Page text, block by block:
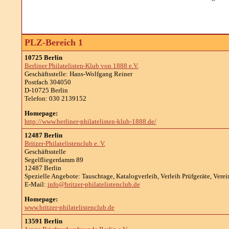
PLZ-Bereich 1
10725 Berlin
Berliner Philatelisten-Klub von 1888 e.V.
Geschäftsstelle: Hans-Wolfgang Reiner
Postfach 304050
D-10725 Berlin
Telefon: 030 2139152
Homepage:
http://www.berliner-philatelisten-klub-1888.de/
12487 Berlin
Britzer-Philatelistenclub e. V.
Geschäftsstelle
Segelfliegerdamm 89
12487 Berlin
Spezielle Angebote: Tauschtage, Katalogverleih, Verleih Prüfgeräte,
E-Mail: info@britzer-philatelistenclub.de
Homepage:
www.britzer-philatelistenclub.de
13591 Berlin